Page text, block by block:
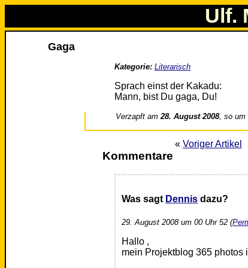
Ulf.
Gaga
Kategorie: Literarisch
Sprach einst der Kakadu:
Mann, bist Du gaga, Du!
Verzapft am28. August 2008, so um
« Voriger Artikel
Kommentare
Was sagt Dennis dazu?
29. August 2008 um 00 Uhr 52 (
Hallo ,
mein Projektblog 365 photos